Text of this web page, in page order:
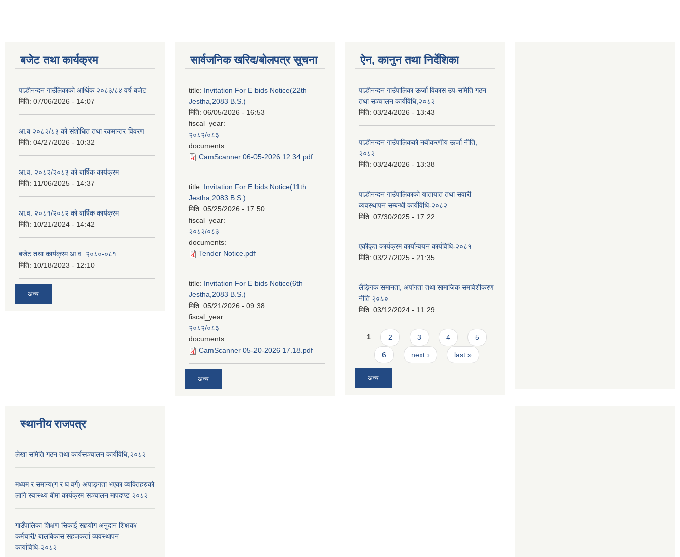
बजेट तथा कार्यक्रम
पाल्हीनन्दन गाउँलिकाको आर्थिक २०८३/८४ वर्ष बजेट
मिति: 07/06/2026 - 14:07
आ.ब २०८२/८३ को संशोधित तथा रकमान्तर विवरण
मिति: 04/27/2026 - 10:32
आ.व. २०८२/२०८३ को बार्षिक कार्यक्रम
मिति: 11/06/2025 - 14:37
आ.व. २०८१/२०८२ को बार्षिक कार्यक्रम
मिति: 10/21/2024 - 14:42
बजेट तथा कार्यक्रम आ.व. २०८०-०८१
मिति: 10/18/2023 - 12:10
अन्य
सार्वजनिक खरिद/बोलपत्र सूचना
title: Invitation For E bids Notice(22th
Jestha,2083 B.S.)
मिति: 06/05/2026 - 16:53
fiscal_year:
२०८२/०८३
documents:
CamScanner 06-05-2026 12.34.pdf
title: Invitation For E bids Notice(11th
Jestha,2083 B.S.)
मिति: 05/25/2026 - 17:50
fiscal_year:
२०८२/०८३
documents:
Tender Notice.pdf
title: Invitation For E bids Notice(6th
Jestha,2083 B.S.)
मिति: 05/21/2026 - 09:38
fiscal_year:
२०८२/०८३
documents:
CamScanner 05-20-2026 17.18.pdf
अन्य
ऐन, कानुन तथा निर्देशिका
पाल्हीनन्दन गाउँपालिका ऊर्जा विकास उप-समिति गठन
तथा सञ्चालन कार्यविधि,२०८२
मिति: 03/24/2026 - 13:43
पाल्हीनन्दन गाउँपालिकको नवीकरणीय ऊर्जा नीति,
२०८२
मिति: 03/24/2026 - 13:38
पाल्हीनन्दन गाउँपालिकाको यातायात तथा सवारी
व्यवस्थापन सम्बन्धी कार्यविधि-२०८२
मिति: 07/30/2025 - 17:22
एकीकृत कार्यक्रम कार्यान्वयन कार्यविधि-२०८१
मिति: 03/27/2025 - 21:35
लैङ्गिक समानता, अपांगता तथा सामाजिक समावेशीकरण
नीति २०८०
मिति: 03/12/2024 - 11:29
Pages
1 2 3 4 5
6 next › last »
अन्य
स्थानीय राजपत्र
लेखा समिति गठन तथा कार्यसञ्चालन कार्यविधि,२०८२
मध्यम र समान्य(ग र घ वर्ग) अपाङ्गता भएका व्यक्तिहरुको
लागि स्वास्थ्य बीमा कार्यक्रम सञ्चालन मापदण्ड २०८२
गाउँपालिका शिक्षण सिकाई सहयोग अनुदान शिक्षक/
कर्मचारी/ बालबिकास सहजकर्ता व्यवस्थापन
कार्याविधि-२०८२